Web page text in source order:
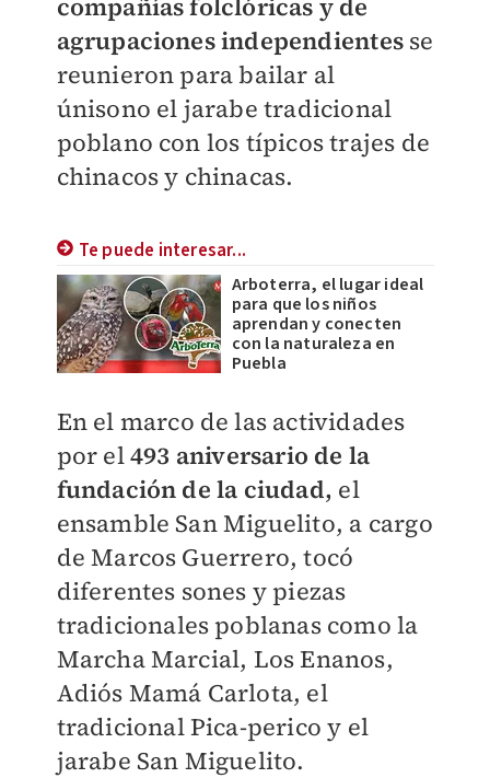
compañías folclóricas y de
agrupaciones independientesse
reunieron para bailar al
únisono el jarabe tradicional
poblano con los típicos trajes de
chinacos y chinacas.
Te puede interesar...
Arboterra, el lugar ideal
para que los niños
aprendan y conecten
con la naturaleza en
Puebla
En el marco de las actividades
por el493 aniversario de la
fundación de la ciudad, el
ensamble San Miguelito, a cargo
de Marcos Guerrero, tocó
diferentes sones y piezas
tradicionales poblanas como la
Marcha Marcial, Los Enanos,
Adiós Mamá Carlota, el
tradicional Pica-perico y el
jarabe San Miguelito.